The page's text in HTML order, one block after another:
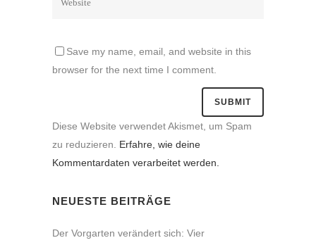
Save my name, email, and website in this
browser for the next time I comment.
Diese Website verwendet Akismet, um Spam
zu reduzieren. Erfahre, wie deine
Kommentardaten verarbeitet werden.
NEUESTE BEITRÄGE
Der Vorgarten verändert sich: Vier